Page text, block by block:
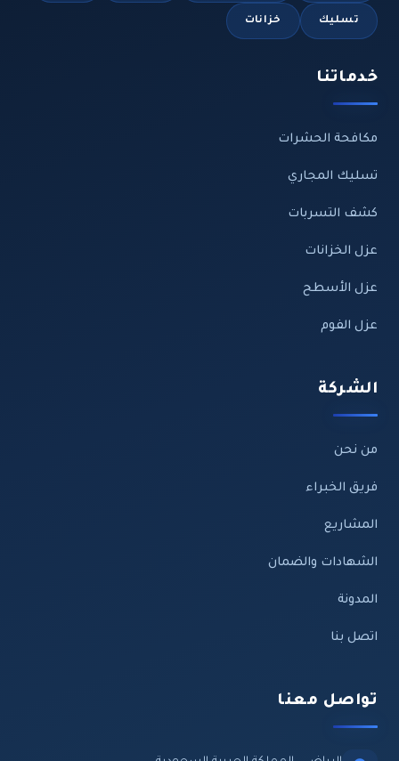
تسليك خزانات
خدماتنا
مكافحة الحشرات
تسليك المجاري
كشف التسربات
عزل الخزانات
عزل الأسطح
عزل الفوم
الشركة
من نحن
فريق الخبراء
المشاريع
الشهادات والضمان
المدونة
اتصل بنا
تواصل معنا